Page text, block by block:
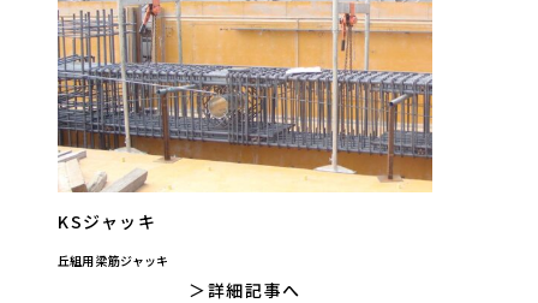
KSジャッキ
丘組用 梁筋ジャッキ
詳細記事へ